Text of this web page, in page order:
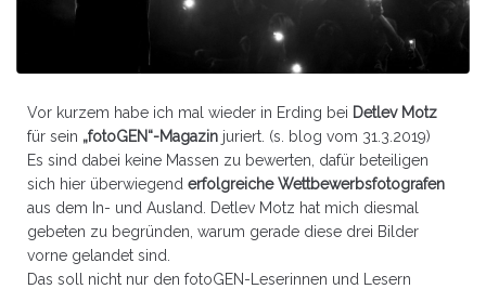
Vor kurzem habe ich mal wieder in Erding bei Detlev Motz
für sein „fotoGEN“-Magazin juriert. (s. blog vom 31.3.2019)
Es sind dabei keine Massen zu bewerten, dafür beteiligen
sich hier überwiegend erfolgreiche Wettbewerbsfotografen
aus dem In- und Ausland. Detlev Motz hat mich diesmal
gebeten zu begründen, warum gerade diese drei Bilder
vorne gelandet sind.
Das soll nicht nur den fotoGEN-Leserinnen und Lesern